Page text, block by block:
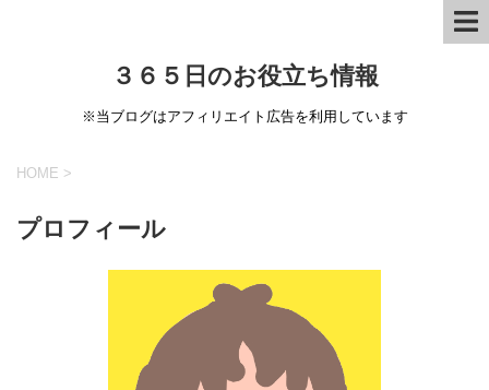
３６５日のお役立ち情報
※当ブログはアフィリエイト広告を利用しています
HOME >
プロフィール